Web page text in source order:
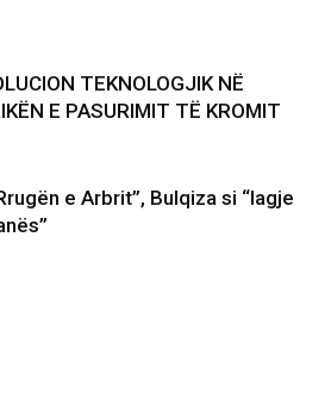
TEKNOLOGJIK NË
E PASURIMIT TË KROMIT
e Arbrit”, Bulqiza si “lagje